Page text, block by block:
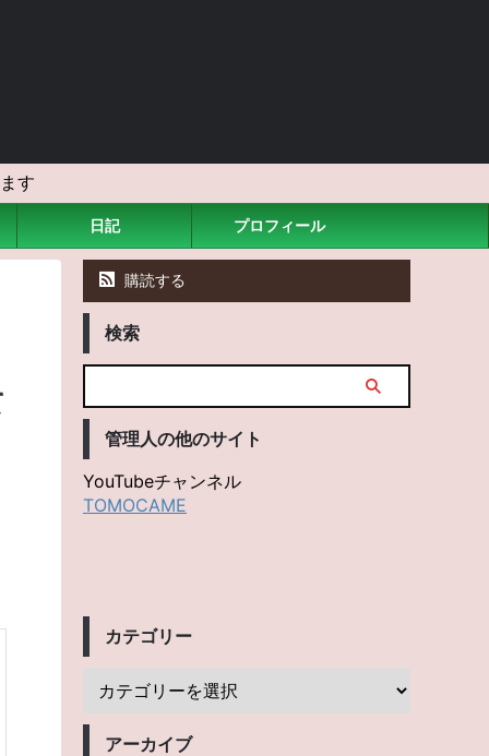
す
日記 プロフィール
購読する
検索
管理人の他のサイト
YouTubeチャンネル
TOMOCAME
カテゴリー
アーカイブ